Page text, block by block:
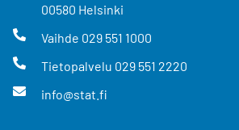
00580 Helsinki
Vaihde 029 551 1000
Tietopalvelu 029 551 2220
info@stat.fi